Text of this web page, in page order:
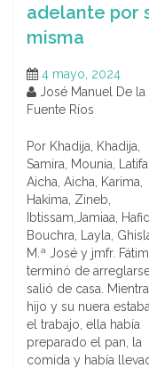
adelante por
misma
4 mayo, 2024
José Manuel De la
Fuente Ríos
Por Khadija, Khadija,
Samira, Mounia, Latifa,
Aicha, Aicha, Karima,
Hakima, Zineb,
Ibtissam,Jamiaa,
Bouchra, Layla,
M.ª José y jmfr.
terminó de
salió de casa.
hijo y su nuera
el trabajo, ella había
preparado el pan, la
comida y había